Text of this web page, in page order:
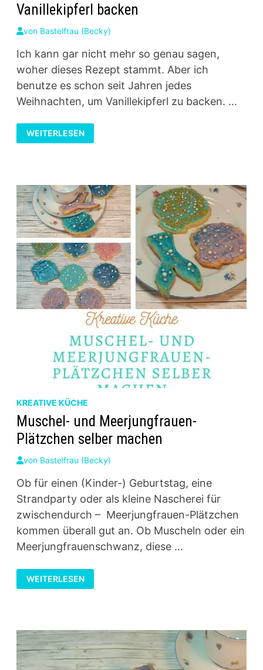
Vanillekipferl backen
von Bastelfrau (Becky)
Ich kann gar nicht mehr so genau sagen,
woher dieses Rezept stammt. Aber ich
benutze es schon seit Jahren jedes
Weihnachten, um Vanillekipferl zu backen. …
VANILLEKIPFERL
BACKEN
WEITERLESEN
KREATIVE KÜCHE
Muschel- und Meerjungfrauen-
Plätzchen selber machen
von Bastelfrau (Becky)
Ob für einen (Kinder-) Geburtstag, eine
Strandparty oder als kleine Nascherei für
zwischendurch – Meerjungfrauen-Plätzchen
kommen überall gut an. Ob Muscheln oder ein
Meerjungfrauenschwanz, diese …
MUSCHEL-
UND
MEERJUNGFRAUEN-
WEITERLESEN